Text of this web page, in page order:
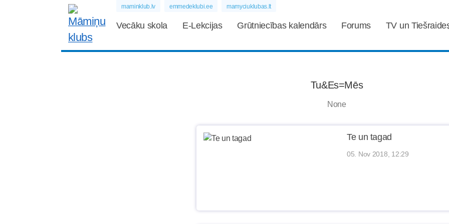
maminklub.lv emmedeklubi.ee mamyciuklubas.lt
Vecāku skola E-Lekcijas Grūtniecības kalendārs Forums TV un
Tu&Es=Mēs
None
Te un tagad
05. Nov 2018, 12:29